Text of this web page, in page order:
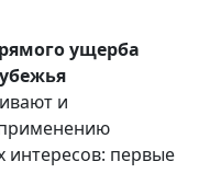
ущерба
и
интересов: первые